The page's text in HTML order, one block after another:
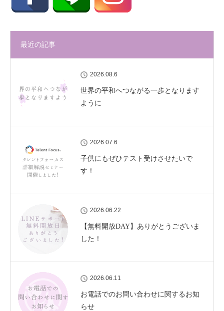
最近の記事
2026.08.6
世界の平和へつながる一歩となります
ように
2026.07.6
子供にもぜひテスト受けさせたいで
す！
2026.06.22
【無料開放DAY】ありがとうございま
した！
2026.06.11
お電話でのお問い合わせに関するお知
らせ